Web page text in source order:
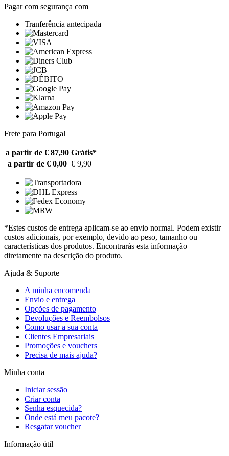
Pagar com segurança com
Tranferência antecipada
Frete para Portugal
a partir de € 87,90 Grátis*
a partir de € 0,00 € 9,90
*Estes custos de entrega aplicam-se ao envio normal. Podem existir
custos adicionais, por exemplo, devido ao peso, tamanho ou
características dos produtos. Encontrarás esta informação
diretamente na descrição do produto.
Ajuda & Suporte
A minha encomenda
Envio e entrega
Opções de pagamento
Devoluções e Reembolsos
Como usar a sua conta
Clientes Empresariais
Promoções e vouchers
Precisa de mais ajuda?
Minha conta
Iniciar sessão
Criar conta
Senha esquecida?
Onde está meu pacote?
Resgatar voucher
Informação útil